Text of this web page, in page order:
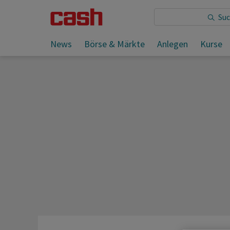
News Börse & Märkte Anlegen Kurse
Sie lesen: